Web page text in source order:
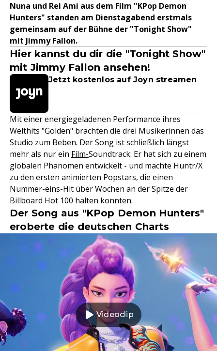
Nuna und Rei Ami aus dem Film "KPop Demon
Hunters" standen am Dienstagabend erstmals
gemeinsam auf der Bühne der "Tonight Show"
mit Jimmy Fallon.
Hier kannst du dir die "Tonight Show"
mit Jimmy Fallon ansehen!
Jetzt kostenlos auf Joyn streamen
Mit einer energiegeladenen Performance ihres
Welthits "Golden" brachten die drei Musikerinnen das
Studio zum Beben. Der Song ist schließlich längst
mehr als nur ein Film-Soundtrack: Er hat sich zu einem
globalen Phänomen entwickelt - und machte Huntr/X
zu den ersten animierten Popstars, die einen
Nummer-eins-Hit über Wochen an der Spitze der
Billboard Hot 100 halten konnten.
Der Song aus "KPop Demon Hunters"
eroberte die deutschen Charts
Videoclip